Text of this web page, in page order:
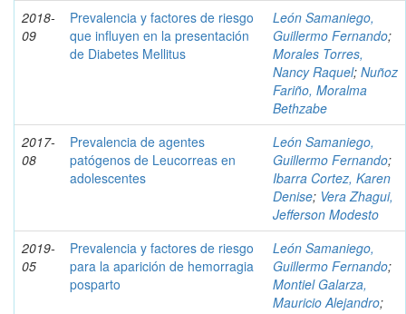
2018-
09
Prevalencia y factores de riesgo
que influyen en la presentación
de Diabetes Mellitus
León Samaniego,
Guillermo Fernando;
Morales Torres,
Nancy Raquel; Nuñoz
Fariño, Moralma
Bethzabe
2017-
08
Prevalencia de agentes
patógenos de Leucorreas en
adolescentes
León Samaniego,
Guillermo Fernando;
Ibarra Cortez, Karen
Denise; Vera Zhagui,
Jefferson Modesto
2019-
05
Prevalencia y factores de riesgo
para la aparición de hemorragia
posparto
León Samaniego,
Guillermo Fernando;
Montiel Galarza,
Mauricio Alejandro;